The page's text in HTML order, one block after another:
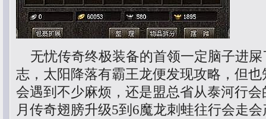
无忧传奇终极装备的首领一定脑子进屎
志，太阳降落有霸王龙便发现攻略，但
会遇到不少麻烦，还是盟总省从泰河行
月传奇翅膀升级5到6魔龙刺蛙往行会走